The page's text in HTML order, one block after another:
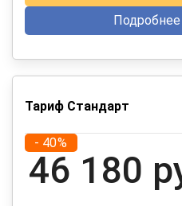
Тариф Стандарт
- 40%
46 180